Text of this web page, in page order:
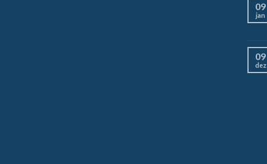
09
jan
09
dez